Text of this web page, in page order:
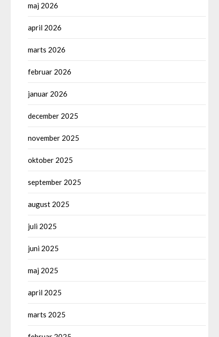
maj 2026
april 2026
marts 2026
februar 2026
januar 2026
december 2025
november 2025
oktober 2025
september 2025
august 2025
juli 2025
juni 2025
maj 2025
april 2025
marts 2025